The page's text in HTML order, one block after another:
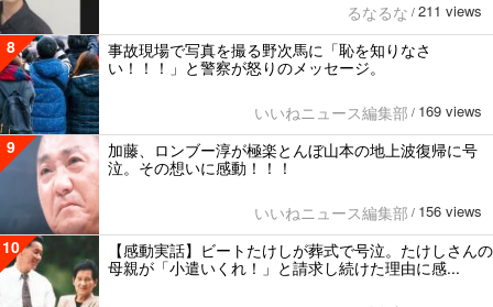
るなるな / 211 views
8
事故現場で写真を撮る野次馬に「恥を知りなさ
い！！！」と警察が怒りのメッセージ。
いいねニュース編集部 / 169 views
9
加藤、ロンブー淳が極楽とんぼ山本の地上波復帰に号
泣。その想いに感動！！！
いいねニュース編集部 / 156 views
10
【感動実話】ビートたけしが葬式で号泣。たけしさんの
母親が「小遣いくれ！」と請求し続けた理由に感...